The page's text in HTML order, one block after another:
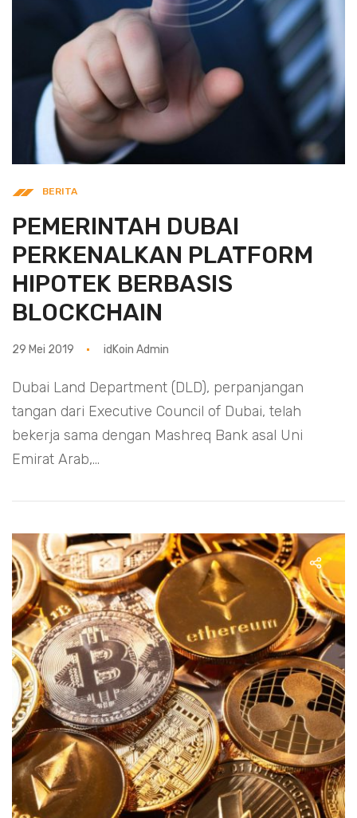
BERITA
PEMERINTAH DUBAI
PERKENALKAN PLATFORM
HIPOTEK BERBASIS
BLOCKCHAIN
29 Mei 2019 idKoin Admin
Dubai Land Department (DLD), perpanjangan
tangan dari Executive Council of Dubai, telah
bekerja sama dengan Mashreq Bank asal Uni
Emirat Arab,...